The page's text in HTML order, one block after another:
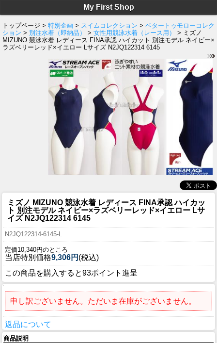
My First Shop
トップページ > 特別企画 > スイムコレクション > ベタートゥモローコレク
ション > 別注水着（即納品） > 女性用競泳水着（レース用）
> ミズノ
MIZUNO 競泳水着 レディース FINA承認 ハイカット 別注モデル ネイビー×
ラズベリーレッド×イエロー Lサイズ N2JQ122314 6145
ミズノ MIZUNO 競泳水着 レディース FINA承認 ハイカッ
ト 別注モデル ネイビー×ラズベリーレッド×イエロー Lサ
イズ N2JQ122314 6145
N2JQ122314-6145-L
定価10,340円のところ
当店特別価格9,306円 (税込)
この商品を購入すると93ポイント進呈
申し訳ございません。ただいま在庫がございません。
返品について
商品説明